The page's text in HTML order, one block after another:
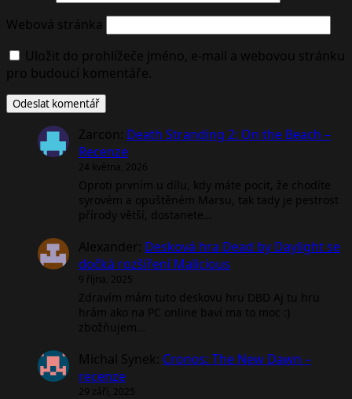
Webová stránka
Uložit do prohlížeče jméno, e-mail a webovou stránku
pro budoucí komentáře.
Zarcon: Death Stranding 2: On the Beach –
Recenze
24 května, 2026
Oproti prvním u dílu, kdy máte pocit, že chodíte
syrovém a opuštěném Marsu, tak tady je pestrost
přírody větší, dostanete…
Alexander: Desková hra Dead by Daylight se
dočká rozšíření Malicious
9 října, 2025
Zdravím mám tuto deskovu hru DBD Aj tu hru
hrám ako na PC online baví ma to moc :)
zbožňujem…
Michal Synek: Cronos: The New Dawn –
recenze
29 září, 2025